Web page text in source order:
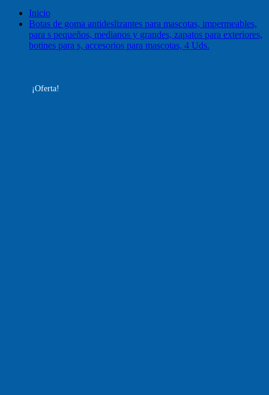
Inicio
Botas de goma antideslizantes para mascotas, impermeables,
para s pequeños, medianos y grandes, zapatos para exteriores,
botines para s, accesorios para mascotas, 4 Uds.
¡Oferta!